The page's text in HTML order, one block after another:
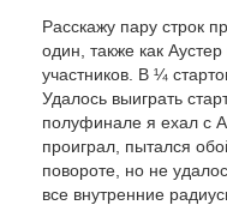
Расскажу пару строк
один, также как
участников. В ¼
Удалось выиграть
полуфинале я ехал с
проиграл, пытался
повороте, но не
все внутренние